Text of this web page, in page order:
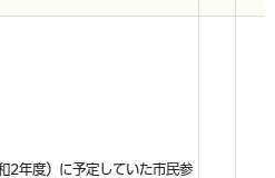
2年度）に予定していた市民参